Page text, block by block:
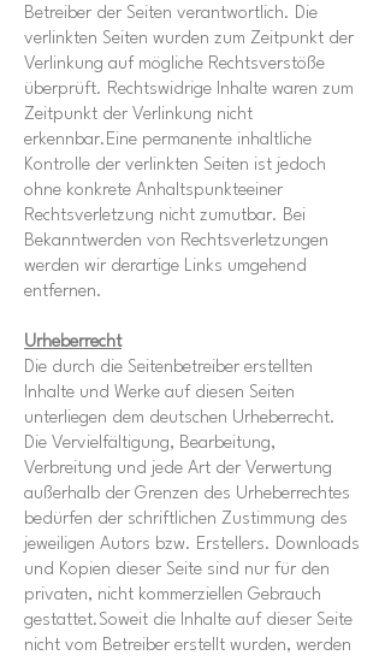
Betreiber der Seiten verantwortlich. Die
verlinkten Seiten wurden zum Zeitpunkt der
Verlinkung auf mögliche Rechtsverstöße
überprüft. Rechtswidrige Inhalte waren zum
Zeitpunkt der Verlinkung nicht
erkennbar.Eine permanente inhaltliche
Kontrolle der verlinkten Seiten ist jedoch
ohne konkrete Anhaltspunkteeiner
Rechtsverletzung nicht zumutbar. Bei
Bekanntwerden von Rechtsverletzungen
werden wir derartige Links umgehend
entfernen.
Urheberrecht
Die durch die Seitenbetreiber erstellten
Inhalte und Werke auf diesen Seiten
unterliegen dem deutschen Urheberrecht.
Die Vervielfältigung, Bearbeitung,
Verbreitung und jede Art der Verwertung
außerhalb der Grenzen des Urheberrechtes
bedürfen der schriftlichen Zustimmung des
jeweiligen Autors bzw. Erstellers. Downloads
und Kopien dieser Seite sind nur für den
privaten, nicht kommerziellen Gebrauch
gestattet.Soweit die Inhalte auf dieser Seite
nicht vom Betreiber erstellt wurden, werden